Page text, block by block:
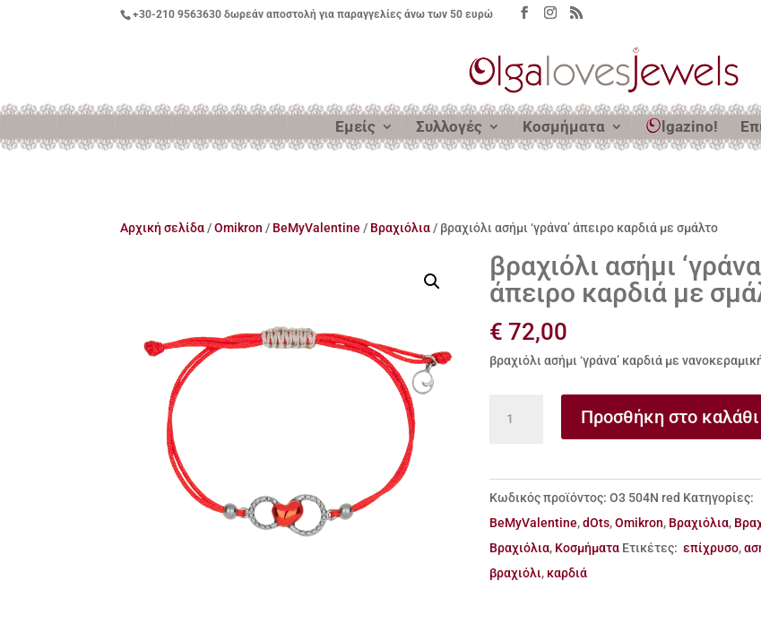
+30-210 9563630 δωρεάν αποστολή για παραγγελίες άνω των 50 ευρώ
Εμείς Συλλογές Κοσμήματα lgazino!
Αρχική σελίδα /Omikron / BeMyValentine / Βραχιόλια / βραχιόλι ασήμι ‘γράνα’ άπειρο καρδιά με σμάλτο
βραχιόλι ασήμι
άπειρο καρδιά με
€ 72,00
βραχιόλι ασήμι ‘γράνα’ καρδιά με
άπειρο
καρδιά
με
σμάλτο
ποσότητα
Προσθήκη στο καλάθι
Κωδικός προϊόντος:Ο3 504N red Κατηγορίες:
BeMyValentine,dOts,Omikron, Βραχιόλια,
Βραχιόλια, Κοσμήματα Ετικέτες: επίχρυσο,
βραχιόλι, καρδιά